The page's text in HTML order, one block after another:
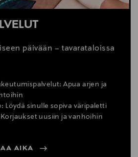
päivään – tavarataloissa
Apua arjen ja
Löydä sinulle sopiva väripaletti
uusiin ja vanhoihin
AIKA